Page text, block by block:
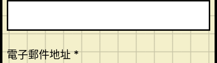
電子郵件地址*